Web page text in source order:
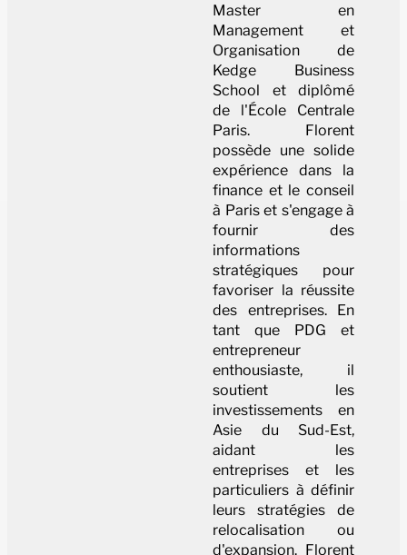
Master en
Management et
Organisation de
Kedge Business
School et diplômé
de l'École Centrale
Paris. Florent
possède une solide
expérience dans la
finance et le conseil
à Paris et s'engage à
fournir des
informations
stratégiques pour
favoriser la réussite
des entreprises. En
tant que PDG et
entrepreneur
enthousiaste, il
soutient les
investissements en
Asie du Sud-Est,
aidant les
entreprises et les
particuliers à définir
leurs stratégies de
relocalisation ou
d'expansion. Florent